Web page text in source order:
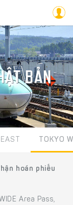
BẢN
TOKYO
hoán phiếu
Area Pass,